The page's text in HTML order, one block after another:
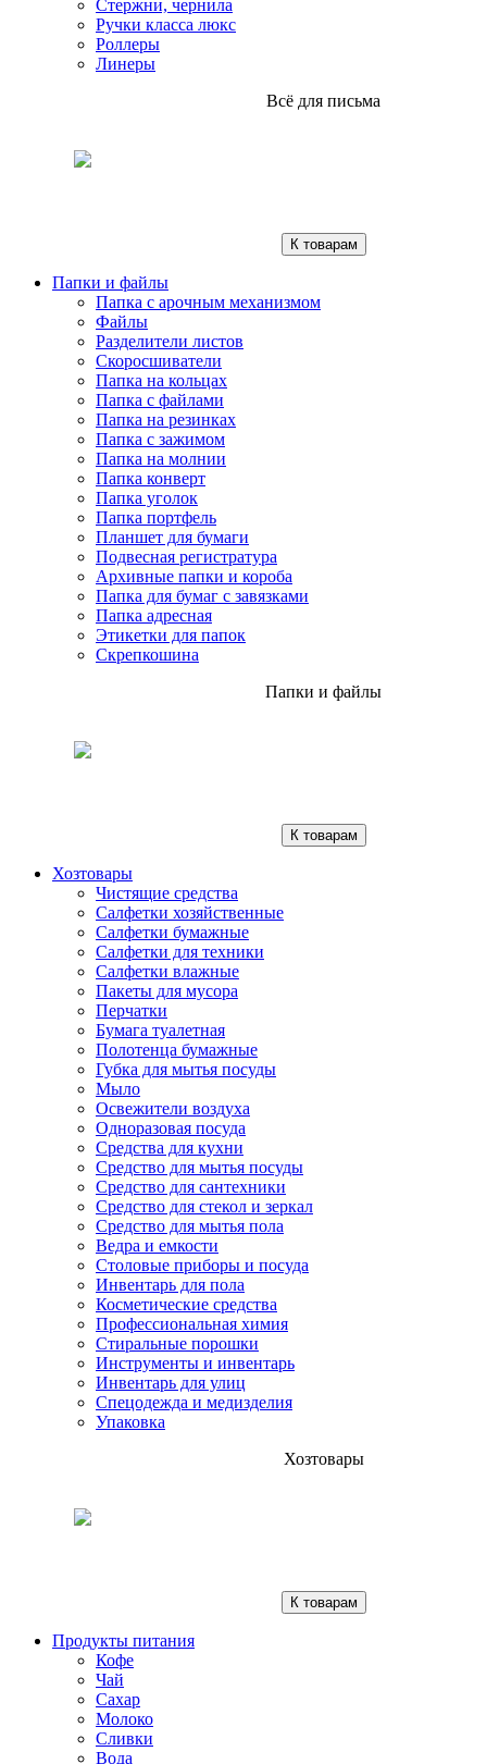
Стержни, чернила
Ручки класса люкс
Роллеры
Линеры
Всё для письма
К товарам
Папки и файлы
Папка с арочным механизмом
Файлы
Разделители листов
Скоросшиватели
Папка на кольцах
Папка с файлами
Папка на резинках
Папка с зажимом
Папка на молнии
Папка конверт
Папка уголок
Папка портфель
Планшет для бумаги
Подвесная регистратура
Архивные папки и короба
Папка для бумаг с завязками
Папка адресная
Этикетки для папок
Скрепкошина
Папки и файлы
К товарам
Хозтовары
Чистящие средства
Салфетки хозяйственные
Салфетки бумажные
Салфетки для техники
Салфетки влажные
Пакеты для мусора
Перчатки
Бумага туалетная
Полотенца бумажные
Губка для мытья посуды
Мыло
Освежители воздуха
Одноразовая посуда
Средства для кухни
Средство для мытья посуды
Средство для сантехники
Средство для стекол и зеркал
Средство для мытья пола
Ведра и емкости
Столовые приборы и посуда
Инвентарь для пола
Косметические средства
Профессиональная химия
Стиральные порошки
Инструменты и инвентарь
Инвентарь для улиц
Спецодежда и медизделия
Упаковка
Хозтовары
К товарам
Продукты питания
Кофе
Чай
Сахар
Молоко
Сливки
Вода